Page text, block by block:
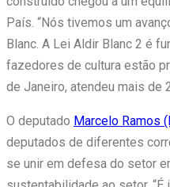
País. “Nós tivemos um
Blanc. A Lei Aldir Blanc 2 é
fazedores de cultura estão
de Janeiro, atendeu mais de
O deputado Marcelo Ramos
deputados de diferentes
se unir em defesa do setor